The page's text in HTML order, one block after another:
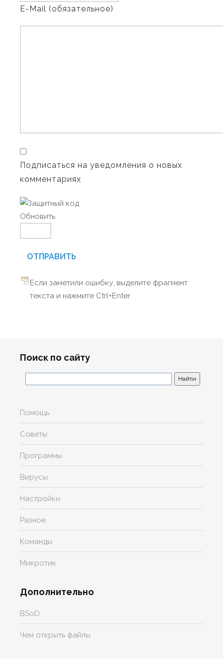
E-Mail (обязательное)
Подписаться на уведомления о новых
комментариях
Обновить
ОТПРАВИТЬ
Если заметили ошибку, выделите фрагмент
текста и нажмите Ctrl+Enter
Поиск по сайту
Помощь
Советы
Программы
Вирусы
Настройки
Разное
Команды
Микротик
Дополнительно
BSoD
Чем открыть файлы